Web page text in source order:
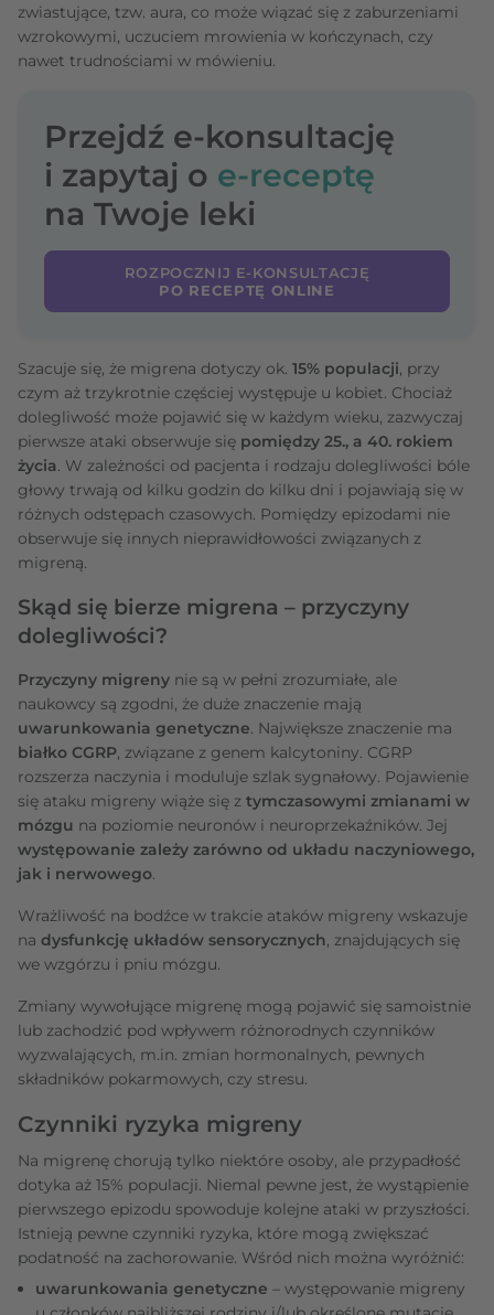
zwiastujące, tzw. aura, co może wiązać się z zaburzeniami
wzrokowymi, uczuciem mrowienia w kończynach, czy
nawet trudnościami w mówieniu.
Przejdź e-konsultację
i zapytaj o e-receptę
na Twoje leki
ROZPOCZNIJ E-KONSULTACJĘ
PO RECEPTĘ ONLINE
Szacuje się, że migrena dotyczy ok. 15% populacji, przy
czym aż trzykrotnie częściej występuje u kobiet. Chociaż
dolegliwość może pojawić się w każdym wieku, zazwyczaj
pierwsze ataki obserwuje się pomiędzy 25., a 40. rokiem
życia. W zależności od pacjenta i rodzaju dolegliwości bóle
głowy trwają od kilku godzin do kilku dni i pojawiają się w
różnych odstępach czasowych. Pomiędzy epizodami nie
obserwuje się innych nieprawidłowości związanych z
migreną.
Skąd się bierze migrena – przyczyny
dolegliwości?
Przyczyny migreny nie są w pełni zrozumiałe, ale
naukowcy są zgodni, że duże znaczenie mają
uwarunkowania genetyczne. Największe znaczenie ma
białko CGRP, związane z genem kalcytoniny. CGRP
rozszerza naczynia i moduluje szlak sygnałowy. Pojawienie
się ataku migreny wiąże się z tymczasowymi zmianami w
mózgu na poziomie neuronów i neuroprzekaźników. Jej
występowanie zależy zarówno od układu naczyniowego,
jak i nerwowego.
Wrażliwość na bodźce w trakcie ataków migreny wskazuje
na dysfunkcję układów sensorycznych, znajdujących się
we wzgórzu i pniu mózgu.
Zmiany wywołujące migrenę mogą pojawić się samoistnie
lub zachodzić pod wpływem różnorodnych czynników
wyzwalających, m.in. zmian hormonalnych, pewnych
składników pokarmowych, czy stresu.
Czynniki ryzyka migreny
Na migrenę chorują tylko niektóre osoby, ale przypadłość
dotyka aż 15% populacji. Niemal pewne jest, że wystąpienie
pierwszego epizodu spowoduje kolejne ataki w przyszłości.
Istnieją pewne czynniki ryzyka, które mogą zwiększać
podatność na zachorowanie. Wśród nich można wyróżnić:
uwarunkowania genetyczne – występowanie migreny